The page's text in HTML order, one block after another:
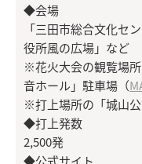
◆会場
「三田市総合文化セ
役所風の広場」など
※花火大会の観覧場
音ホール」駐車場（
※打上場所の「城山
◆打上発数
2,500発
◆公式サイト